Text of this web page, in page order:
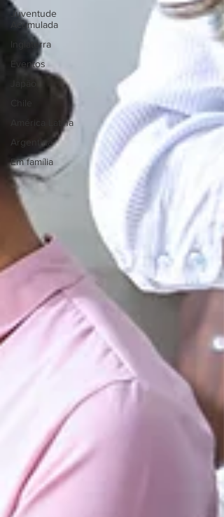
Juventude
Acumulada
Inglaterra
Eventos
Chile
América Latina
Argentina
Em família